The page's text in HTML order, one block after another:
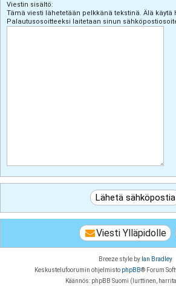
Viestin sisältö:
Tämä viesti lähetetään pelkkänä tekstinä. Älä käytä
Palautusosoitteeksi laitetaan sinun
Viesti Ylläpidolle
Breeze style by Ian Bradley
Keskustelufoorumin ohjelmisto phpBB® Forum
Käännös: phpBB Suomi (lurttinen,